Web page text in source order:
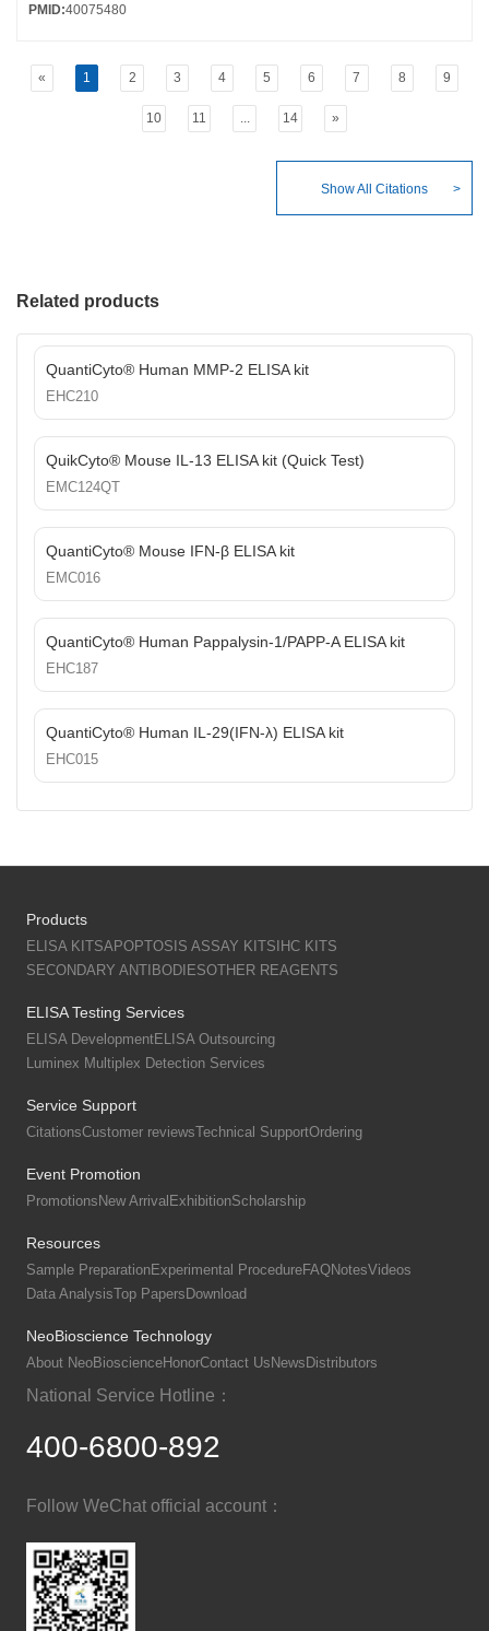
PMID:40075480
« 1 2 3 4 5 6 7 8 9
10 11 14 »
Show All Citations
Related products
QuantiCyto® Human MMP-2 ELISA kit
EHC210
QuikCyto® Mouse IL-13 ELISA kit (Quick Test)
EMC124QT
QuantiCyto® Mouse IFN-β ELISA kit
EMC016
QuantiCyto® Human Pappalysin-1/PAPP-A ELISA kit
EHC187
QuantiCyto® Human IL-29(IFN-λ) ELISA kit
EHC015
Products
ELISA KITSAPOPTOSIS ASSAY KITSIHC KITS
SECONDARY ANTIBODIESOTHER REAGENTS
ELISA Testing Services
ELISA DevelopmentELISA Outsourcing
Luminex Multiplex Detection Services
Service Support
CitationsCustomer reviewsTechnical SupportOrdering
Event Promotion
PromotionsNew ArrivalExhibitionScholarship
Resources
Sample PreparationExperimental ProcedureFAQNotesVideos
Data AnalysisTop PapersDownload
NeoBioscience Technology
About NeoBioscienceHonorContact UsNewsDistributors
National Service Hotline：
400-6800-892
Follow WeChat official account：